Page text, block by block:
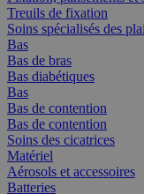
Treuils de fixation
Soins spécialisés des
Bas
Bas de bras
Bas diabétiques
Bas
Bas de contention
Bas de contention
Soins des cicatrices
Matériel
Aérosols et accessoires
Batteries